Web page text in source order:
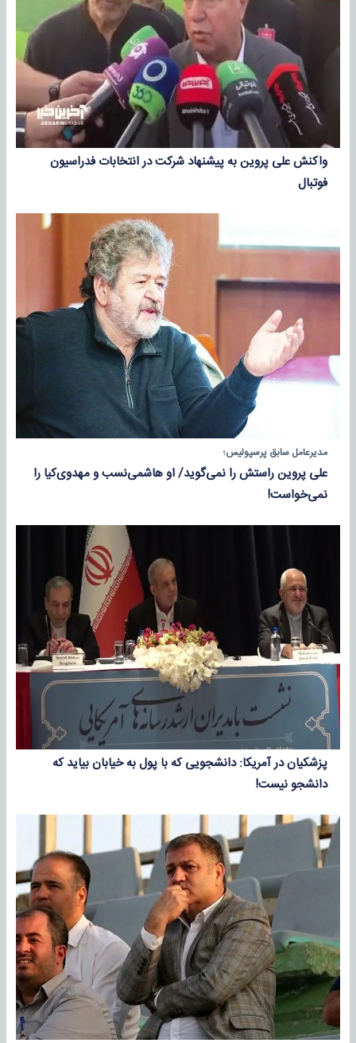
واکنش علی پروین به پیشنهاد شرکت در انتخابات فدراسیون
فوتبال
مدیرعامل سابق پرسپولیس؛
علی پروین راستش را نمی‌گوید/ او هاشمی‌نسب و مهدوی‌کیا را
نمی‌خواست!
پزشکیان در آمریکا: دانشجویی که با پول به خیابان بیاید که
دانشجو نیست!